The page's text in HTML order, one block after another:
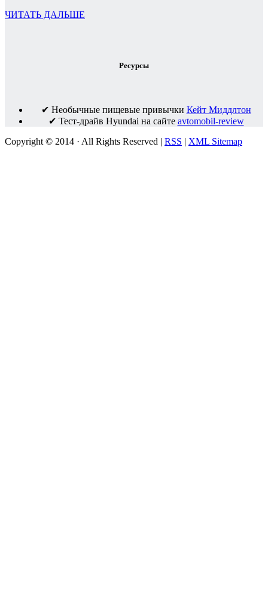
ЧИТАТЬ ДАЛЬШЕ
Ресурсы
✔ Необычные пищевые привычки Кейт Миддлтон
✔ Тест-драйв Hyundai на сайте avtomobil-review
Copyright © 2014 · All Rights Reserved | RSS | XML Sitemap